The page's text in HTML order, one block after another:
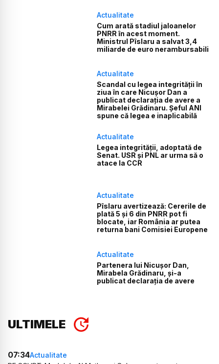
Actualitate
Cum arată stadiul jaloanelor
PNRR în acest moment.
Ministrul Pîslaru a salvat 3,4
miliarde de euro nerambursabili
Actualitate
Scandal cu legea integrității în
ziua în care Nicușor Dan a
publicat declarația de avere a
Mirabelei Grădinaru. Șeful ANI
spune că legea e inaplicabilă
Actualitate
Legea integrității, adoptată de
Senat. USR și PNL ar urma să o
atace la CCR
Actualitate
Pîslaru avertizează: Cererile de
plată 5 și 6 din PNRR pot fi
blocate, iar România ar putea
returna bani Comisiei Europene
Actualitate
Partenera lui Nicușor Dan,
Mirabela Grădinaru, și-a
publicat declarația de avere
ULTIMELE
07:34Actualitate